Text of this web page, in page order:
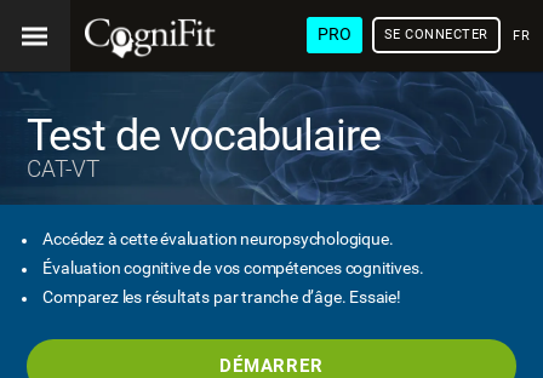
PRO SE CONNECTER
Test de vocabulaire
CAT-VT
Accédez à cette évaluation neuropsychologique.
Évaluation cognitive de vos compétences cognitives.
Comparez les résultats par tranche d’âge. Essaie!
DÉMARRER